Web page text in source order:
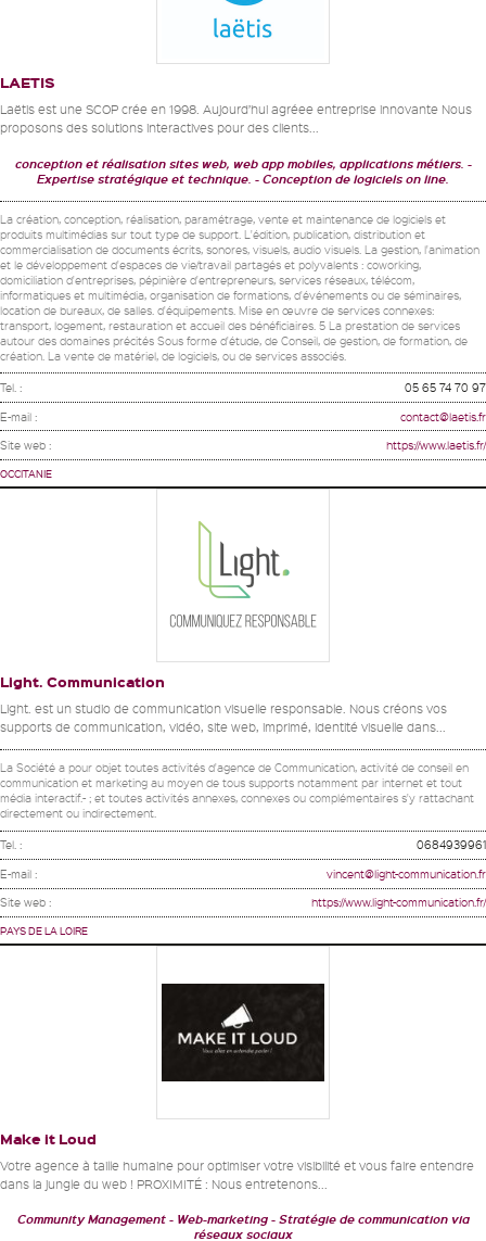
LAETIS
Laëtis est une SCOP crée en 1998. Aujourd’hui agréee entreprise innovante Nous
proposons des solutions interactives pour des clients...
conception et réalisation sites web, web app mobiles, applications métiers.
Expertise stratégique et technique.
Conception de logiciels on line.
La création, conception, réalisation, paramétrage, vente et maintenance de logiciels et
produits multimédias sur tout type de support. L'édition, publication, distribution et
commercialisation de documents écrits, sonores, visuels, audio visuels. La gestion, l'animation
et le développement d'espaces de vie/travail partagés et polyvalents : coworking,
domiciliation d'entreprises, pépinière d'entrepreneurs, services réseaux, télécom,
informatiques et multimédia, organisation de formations, d'événements ou de séminaires,
location de bureaux, de salles. d'équipements. Mise en œuvre de services connexes:
transport, logement, restauration et accueil des bénéficiaires. 5 La prestation de services
autour des domaines précités Sous forme d'étude, de Conseil, de gestion, de formation, de
création. La vente de matériel, de logiciels, ou de services associés.
Tel. : 05 65 74 70 97
E-mail : contact@laetis.fr
Site web : https://www.laetis.fr/
OCCITANIE
Light. Communication
Light. est un studio de communication visuelle responsable. Nous créons vos
supports de communication, vidéo, site web, imprimé, identité visuelle dans...
La Société a pour objet toutes activités d'agence de Communication, activité de conseil en
communication et marketing au moyen de tous supports notamment par internet et tout
média interactif.- ; et toutes activités annexes, connexes ou complémentaires s'y rattachant
directement ou indirectement.
Tel. : 0684939961
E-mail : vincent@light-communication.fr
Site web : https://www.light-communication.fr/
PAYS DE LA LOIRE
Make it Loud
Votre agence à taille humaine pour optimiser votre visibilité et vous faire entendre
dans la jungle du web ! PROXIMITÉ : Nous entretenons...
Community Management Web-marketing
Stratégie de communication via
réseaux sociaux